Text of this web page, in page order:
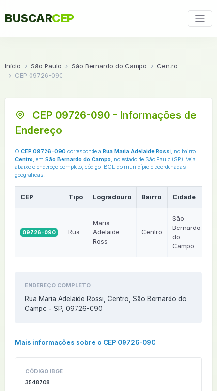
BUSCARCEP
Início São Paulo São Bernardo do Campo
Centro
CEP 09726-090
CEP 09726-090 - Informações de
Endereço
O CEP 09726-090 corresponde a Rua Maria Adelaide Rossi, no bairro
Centro, em São Bernardo do Campo, no estado de São Paulo (SP). Veja
abaixo o endereço completo, código IBGE do município e coordenadas
geográficas.
CEP Tipo Logradouro Bairro Cidade
09726-090 Rua
Maria
Adelaide
Rossi
Centro
São
Bernardo
do
Campo
ENDEREÇO COMPLETO
Rua Maria Adelaide Rossi, Centro, São Bernardo do
Campo - SP, 09726-090
Mais informações sobre o CEP 09726-090
CÓDIGO IBGE
3548708